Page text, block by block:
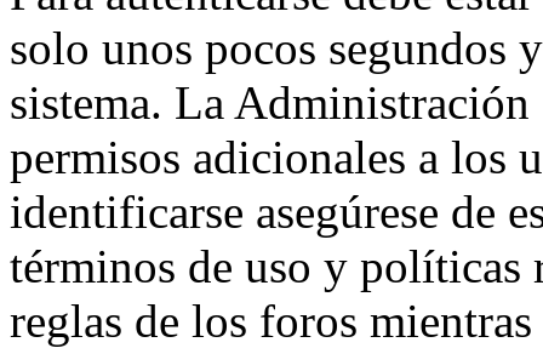
solo unos pocos segundos
sistema. La
permisos adicionales a los
identificarse asegúrese de
términos de uso y políticas
reglas de los foros